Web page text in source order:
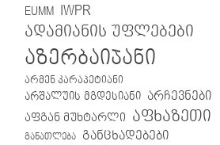
EUMM IWPR
ადამიანის უფლებები
აზერბაიჯანი
არმენ კარაპეტიანი
არშალუის მგდესიანი არჩევნები
აფგან მუხტარლი აფხაზეთი
განათლება განცხადებები